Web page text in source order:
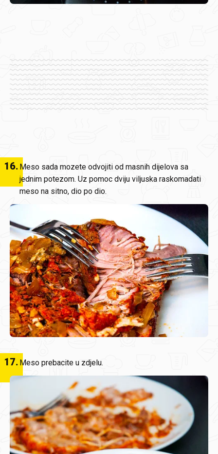
16. Meso sada mozete odvojiti od masnih dijelova sa
jednim potezom. Uz pomoc dviju viljuska raskomadati
meso na sitno, dio po dio.
17. Meso prebacite u zdjelu.